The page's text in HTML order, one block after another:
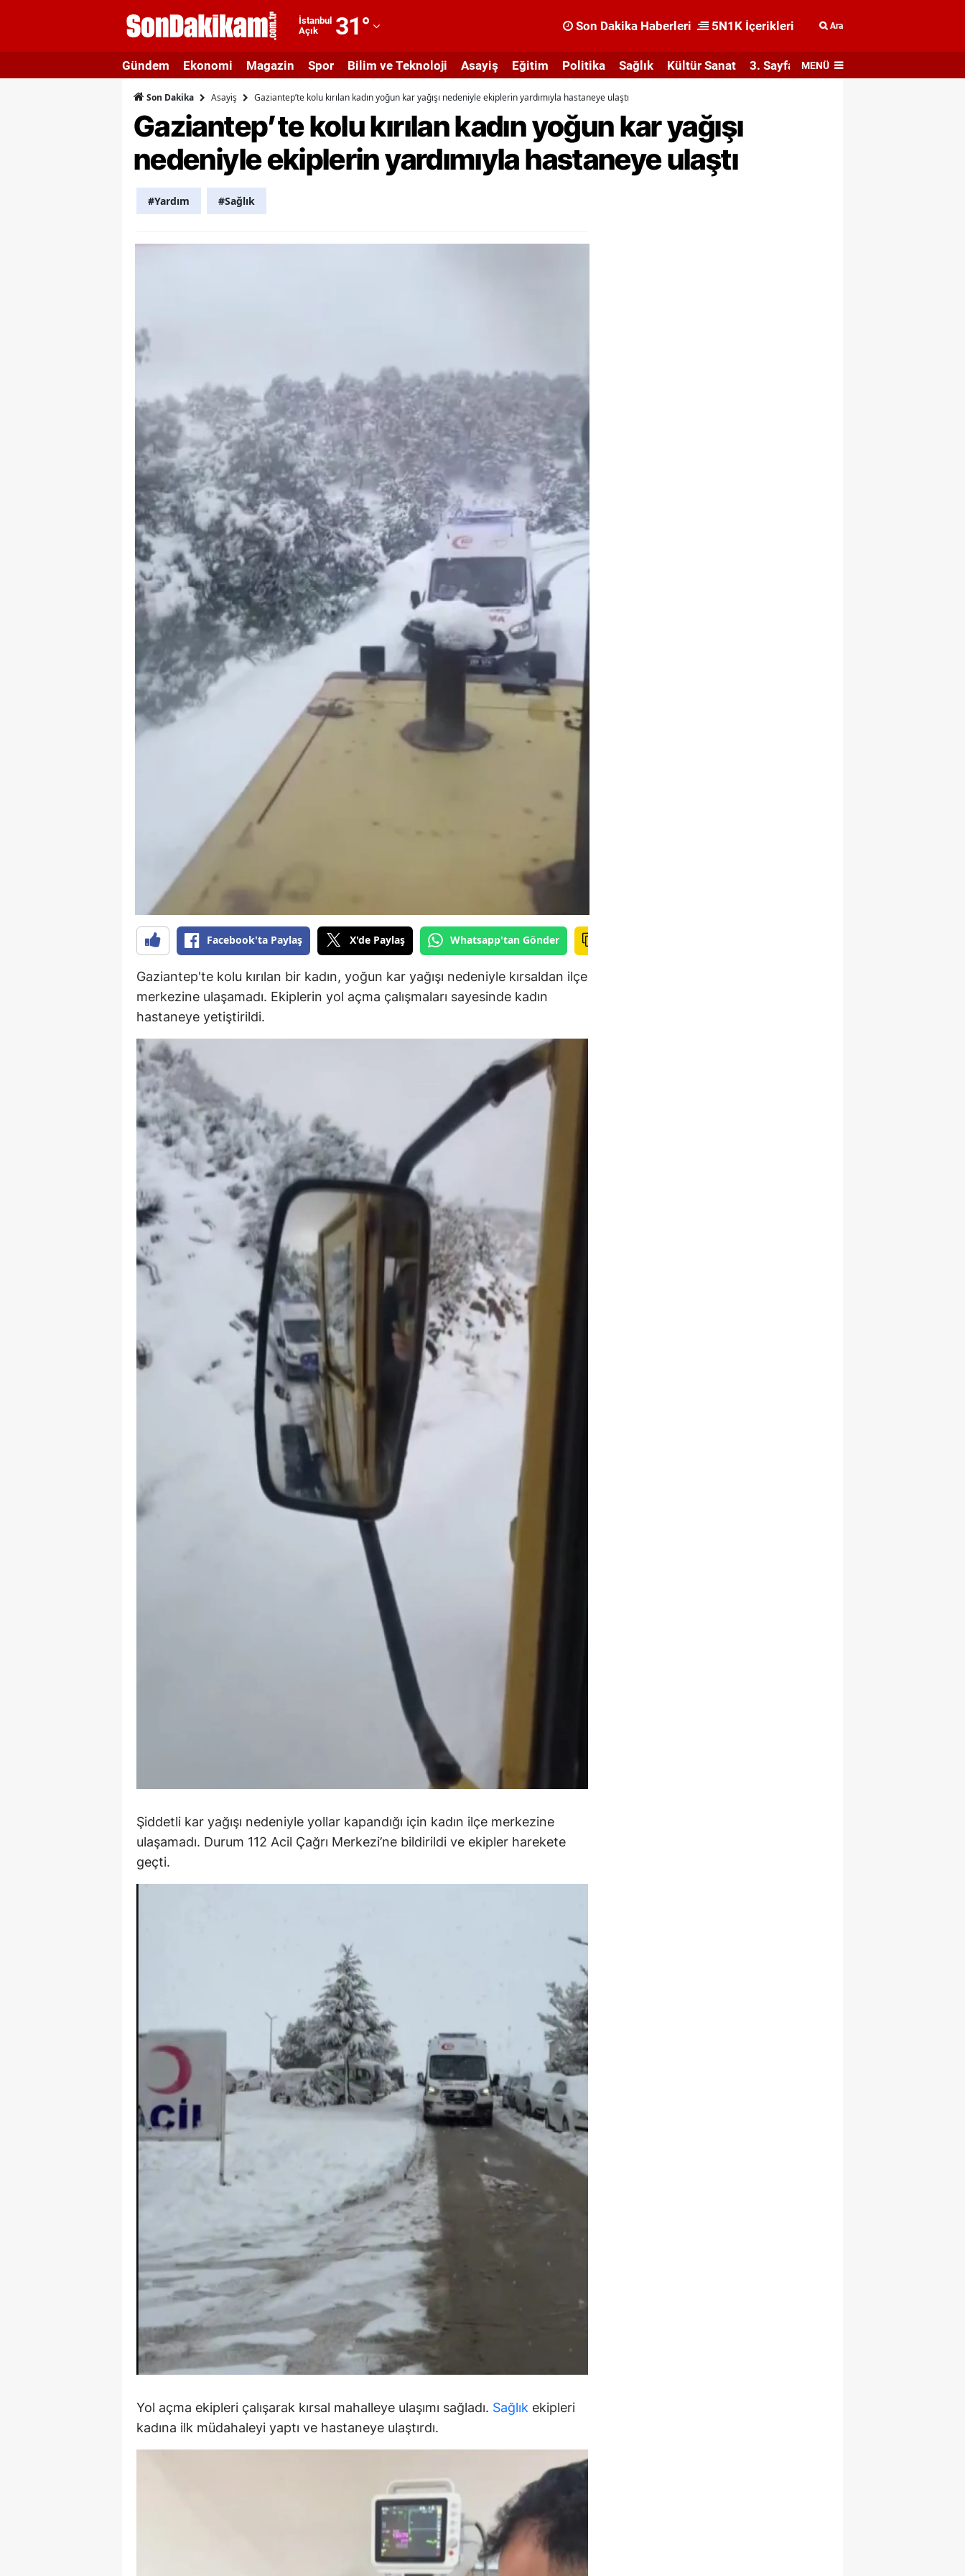
İstanbul
Açık
31°
Adıyaman
Afyonkarahisar
Ağrı
Amasya
Bitlis
Bolu
Burdur
Bursa
Çanakkale
Çankırı
Çorum
Denizli
Diyarbakır
Elazığ
Erzincan
Erzurum
Hatay
Isparta
Mersin
Kayseri
Kırklareli
Kırşehir
Kocaeli
Konya
Kütahya
Malatya
Manisa
Kahramanmaraş
Mardin
Muğla
Muş
Nevşehir
Niğde
Tunceli
Yozgat
Zonguldak
Aksaray
Bayburt
Karaman
Kırıkkale
Ardahan
Iğdır
Yalova
Karabük
Kilis
Osmaniye
Düzce
Son Dakika Haberleri 5N1K İçerikleri Ara
Gündem Ekonomi Magazin Spor Bilim ve Teknoloji Asayiş Eğitim Politika Sağlık Kültür Sanat 3. Sayfa MENÜ
Son Dakika Asayiş Gaziantep’te kolu kırılan kadın yoğun kar yağışı nedeniyle ekiplerin yardımıyla hastaneye ulaştı
Gaziantep’te kolu kırılan kadın yoğun kar yağışı
nedeniyle ekiplerin yardımıyla hastaneye ulaştı
#Yardım #Sağlık
Facebook'ta Paylaş X'de Paylaş Whatsapp'tan Gönder
Gaziantep'te kolu kırılan bir kadın, yoğun kar yağışı nedeniyle kırsaldan ilçe
merkezine ulaşamadı. Ekiplerin yol açma çalışmaları sayesinde kadın
hastaneye yetiştirildi.
Şiddetli kar yağışı nedeniyle yollar kapandığı için kadın ilçe merkezine
ulaşamadı. Durum 112 Acil Çağrı Merkezi’ne bildirildi ve ekipler harekete
geçti.
Yol açma ekipleri çalışarak kırsal mahalleye ulaşımı sağladı. Sağlık ekipleri
kadına ilk müdahaleyi yaptı ve hastaneye ulaştırdı.